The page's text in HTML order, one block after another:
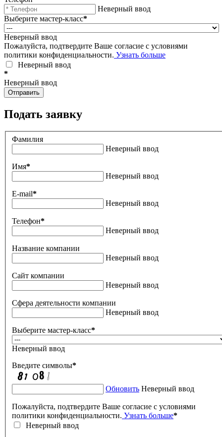
Неверный ввод
Выберите мастер-класс*
Неверный ввод
Пожалуйста, подтвердите Ваше согласие с условиями
политики конфиденциальности. Узнать больше
Неверный ввод
*
Неверный ввод
Отправить
Подать заявку
Фамилия
Неверный ввод
Имя*
Неверный ввод
E-mail*
Неверный ввод
Телефон*
Неверный ввод
Название компании
Неверный ввод
Сайт компании
Неверный ввод
Сфера деятельности компании
Неверный ввод
Выберите мастер-класс*
Неверный ввод
Введите символы*
Обновить Неверный ввод
Пожалуйста, подтвердите Ваше согласие с условиями
политики конфиденциальности. Узнать больше*
Неверный ввод